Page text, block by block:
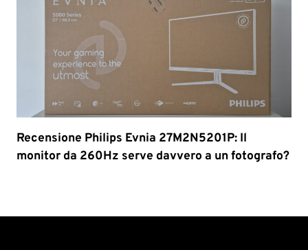
Recensione Philips Evnia 27M2N5201P: Il
monitor da 260Hz serve davvero a un fotografo?